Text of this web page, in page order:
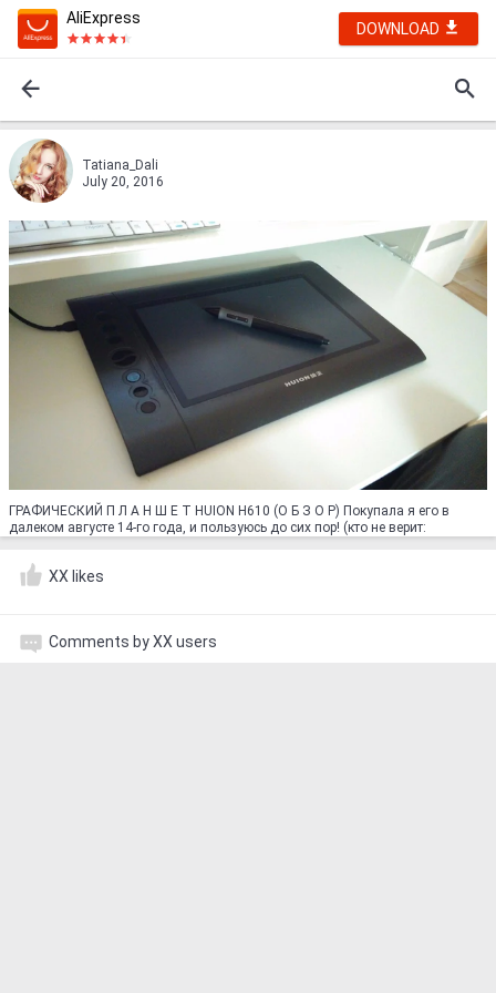
AliExpress
DOWNLOAD
Tatiana_Dali
July 20, 2016
ГРАФИЧЕСКИЙ П Л А Н Ш Е Т HUION H610 (О Б З О Р) Покупала я его в
далеком августе 14-го года, и пользуюсь до сих пор! (кто не верит:
XX likes
Comments by XX users